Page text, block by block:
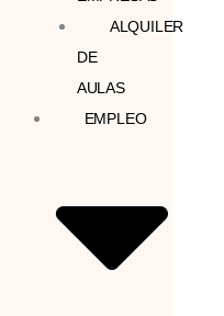
ALQUILER
DE
AULAS
EMPLEO